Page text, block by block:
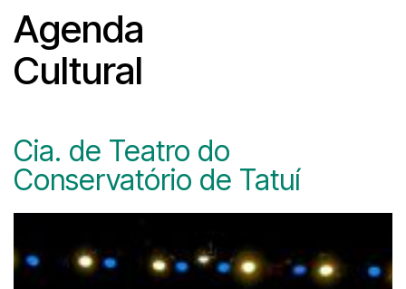
Agenda
Cultural
Cia. de Teatro do
Conservatório de Tatuí